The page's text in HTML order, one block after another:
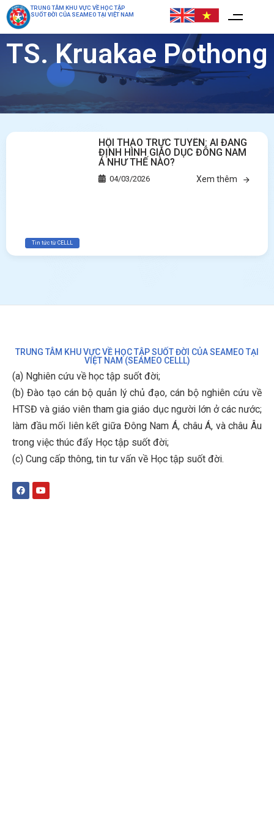
TRUNG TÂM KHU VỰC VỀ HỌC TẬP
SUỐT ĐỜI CỦA SEAMEO TẠI VIỆT NAM
TS. Kruakae Pothong
Tin tức từ CELLL
HỘI THẢO TRỰC TUYẾN: AI ĐANG
ĐỊNH HÌNH GIÁO DỤC ĐÔNG NAM
Á NHƯ THẾ NÀO?
04/03/2026 Xem thêm
TRUNG TÂM KHU VỰC VỀ HỌC TẬP SUỐT ĐỜI CỦA SEAMEO TẠI
VIỆT NAM (SEAMEO CELLL)
(a) Nghiên cứu về học tập suốt đời;
(b) Đào tạo cán bộ quản lý chủ đạo, cán bộ nghiên cứu về
HTSĐ và giáo viên tham gia giáo dục người lớn ở các nước;
làm đầu mối liên kết giữa Đông Nam Á, châu Á, và châu Âu
trong việc thúc đẩy Học tập suốt đời;
(c) Cung cấp thông, tin tư vấn về Học tập suốt đời.